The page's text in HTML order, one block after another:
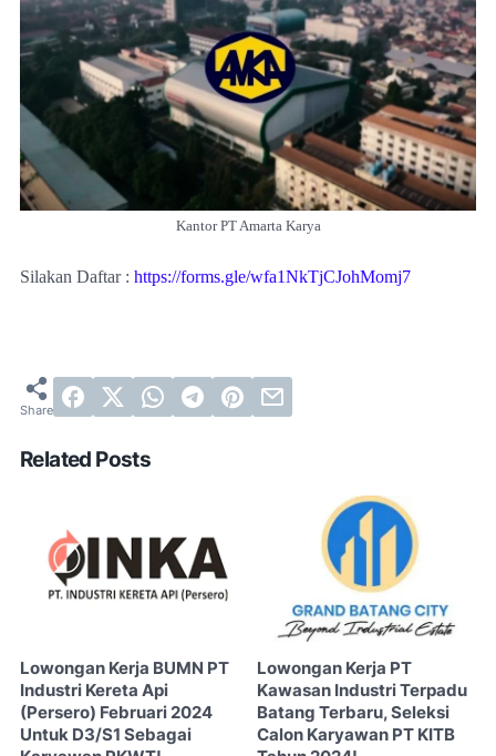
Kantor PT Amarta Karya
Silakan Daftar : https://forms.gle/wfa1NkTjCJohMomj7
Related Posts
Lowongan Kerja BUMN PT
Industri Kereta Api
(Persero) Februari 2024
Untuk D3/S1 Sebagai
Lowongan Kerja PT
Kawasan Industri Terpadu
Batang Terbaru, Seleksi
Calon Karyawan PT KITB